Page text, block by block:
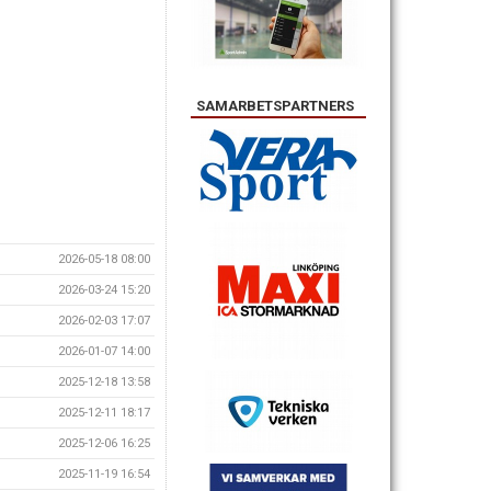
2026-05-18 08:00
2026-03-24 15:20
2026-02-03 17:07
2026-01-07 14:00
2025-12-18 13:58
2025-12-11 18:17
2025-12-06 16:25
2025-11-19 16:54
SAMARBETSPARTNERS